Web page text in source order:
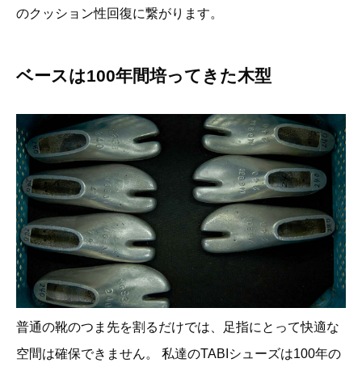
のクッション性回復に繋がります。
ベースは100年間培ってきた木型
普通の靴のつま先を割るだけでは、足指にとって快適な
空間は確保できません。 私達のTABIシューズは100年の